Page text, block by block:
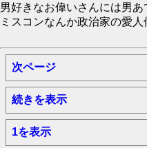
男好きなお偉いさんには男
ミスコンなんか政治家の愛
次ページ
続きを表示
1を表示